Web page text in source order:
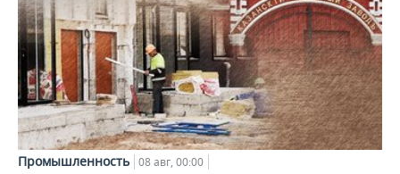
Промышленность 08 авг, 00:00